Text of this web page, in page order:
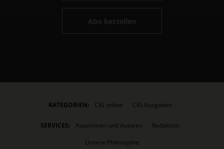
Abo bestellen
KATEGORIEN: CIG online CIG Ausgaben
SERVICES: Autorinnen und Autoren
Redaktion
Unsere Philosophie